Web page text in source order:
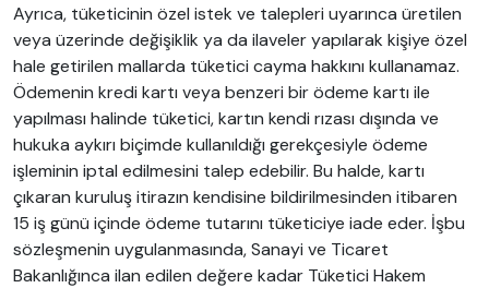
Ayrıca, tüketicinin özel istek ve talepleri uyarınca üretilen
veya üzerinde değişiklik ya da ilaveler yapılarak kişiye özel
hale getirilen mallarda tüketici cayma hakkını kullanamaz.
Ödemenin kredi kartı veya benzeri bir ödeme kartı ile
yapılması halinde tüketici, kartın kendi rızası dışında ve
hukuka aykırı biçimde kullanıldığı gerekçesiyle ödeme
işleminin iptal edilmesini talep edebilir. Bu halde, kartı
çıkaran kuruluş itirazın kendisine bildirilmesinden itibaren
15 iş günü içinde ödeme tutarını tüketiciye iade eder. İşbu
sözleşmenin uygulanmasında, Sanayi ve Ticaret
Bakanlığınca ilan edilen değere kadar Tüketici Hakem